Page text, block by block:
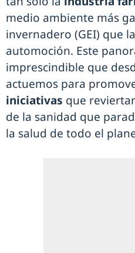
medio ambiente más
invernadero (GEI) que
automoción. Este
imprescindible que
actuemos para
iniciativas que
de la sanidad que
la salud de todo el